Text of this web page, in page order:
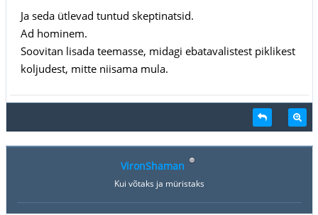
Ja seda ütlevad tuntud skeptinatsid.
Ad hominem.
Soovitan lisada teemasse, midagi ebatavalistest piklikest
koljudest, mitte niisama mula.
VironShaman
Kui võtaks ja müristaks